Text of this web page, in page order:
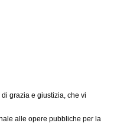
grazia e giustizia, che vi
alle opere pubbliche per la